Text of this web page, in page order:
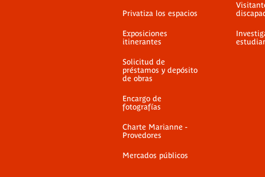
Privatiza los espacios
Exposiciones
itinerantes
Solicitud de
préstamos y depósito
de obras
Encargo de
fotografías
Charte Marianne -
Provedores
Mercados públicos